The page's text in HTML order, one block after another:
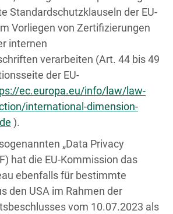
Standardschutzklauseln der EU-
Vorliegen von Zertifizierungen
internen
verarbeiten (Art. 44 bis 49
der EU-
ec.europa.eu/info/law/law-
international-dimension-
).
„Data Privacy
hat die EU-Kommission das
ebenfalls für bestimmte
den USA im Rahmen der
vom 10.07.2023 als